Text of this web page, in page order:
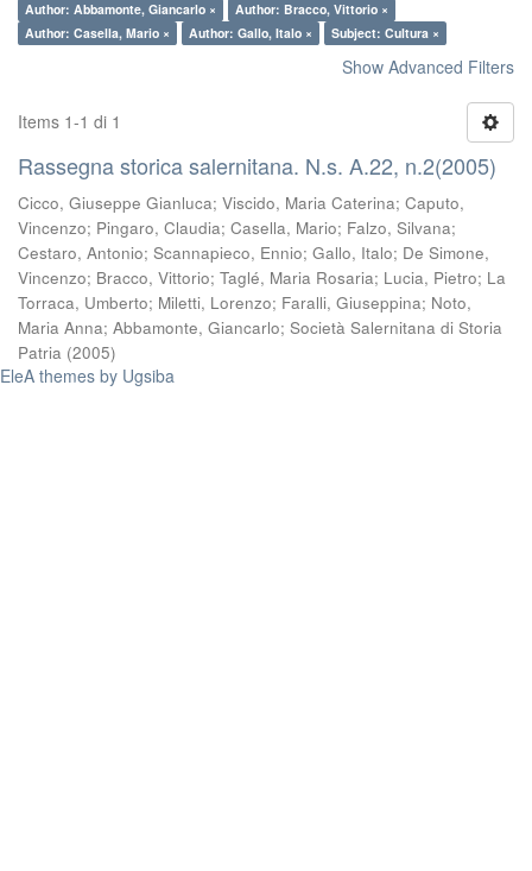
Author: Abbamonte, Giancarlo ×
Author: Bracco, Vittorio ×
Author: Casella, Mario ×
Author: Gallo, Italo × Subject: Cultura ×
Show Advanced Filters
Items 1-1 di 1
Rassegna storica salernitana. N.s. A.22, n.2(2005)
Cicco, Giuseppe Gianluca; Viscido, Maria Caterina; Caputo,
Vincenzo; Pingaro, Claudia; Casella, Mario; Falzo, Silvana;
Cestaro, Antonio; Scannapieco, Ennio; Gallo, Italo; De Simone,
Vincenzo; Bracco, Vittorio; Taglé, Maria Rosaria; Lucia, Pietro; La
Torraca, Umberto; Miletti, Lorenzo; Faralli, Giuseppina; Noto,
Maria Anna; Abbamonte, Giancarlo; Società Salernitana di Storia
Patria (2005)
EleA themes by Ugsiba